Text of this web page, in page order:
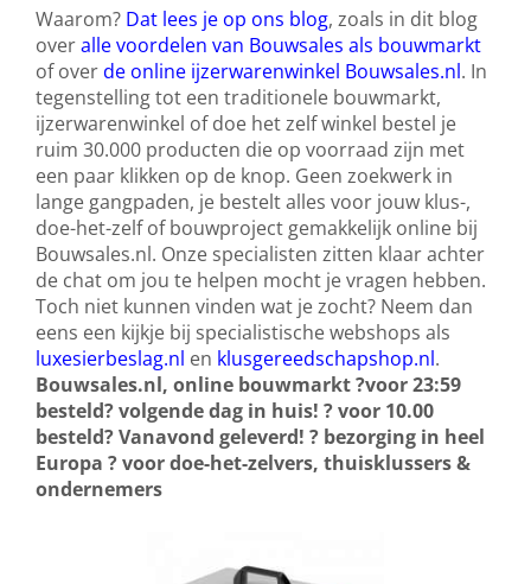
Waarom? Dat lees je op ons blog, zoals in dit blog
overalle voordelen van Bouwsales als bouwmarkt
of overde online ijzerwarenwinkel Bouwsales.nl. In
tegenstelling tot een traditionele bouwmarkt,
ijzerwarenwinkel of doe het zelf winkel bestel je
ruim 30.000 producten die op voorraad zijn met
een paar klikken op de knop. Geen zoekwerk in
lange gangpaden, je bestelt alles voor jouw klus-,
doe-het-zelf of bouwproject gemakkelijk online bij
Bouwsales.nl. Onze specialisten zitten klaar achter
de chat om jou te helpen mocht je vragen hebben.
Toch niet kunnen vinden wat je zocht? Neem dan
eens een kijkje bij specialistische webshops als
luxesierbeslag.nl en klusgereedschapshop.nl.
Bouwsales.nl, online bouwmarkt?voor 23:59
besteld? volgende dag in huis! ?voor 10.00
besteld? Vanavond geleverd! ? bezorging in heel
Europa ?voor doe-het-zelvers, thuisklussers &
ondernemers